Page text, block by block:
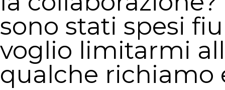
sono stati spesi
voglio limitarmi
qualche richiamo